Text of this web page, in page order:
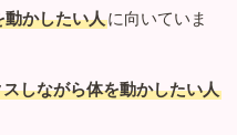
かしたい人に向いていま
しながら体を動かしたい人